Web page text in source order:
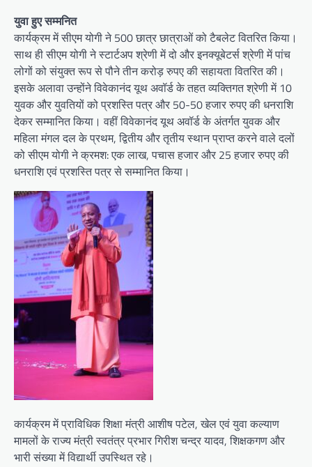
युवा हुए सम्मनित
कार्यक्रम में सीएम योगी ने 500 छात्र छात्राओं को टैबलेट वितरित किया।
साथ ही सीएम योगी ने स्टार्टअप श्रेणी में दो और इनक्यूबेटर्स श्रेणी में पांच
लोगों को संयुक्त रूप से पौने तीन करोड़ रुपए की सहायता वितरित की।
इसके अलावा उन्होंने विवेकानंद यूथ अवॉर्ड के तहत व्यक्तिगत श्रेणी में 10
युवक और युवतियों को प्रशस्ति पत्र और 50-50 हजार रुपए की धनराशि
देकर सम्मानित किया। वहीं विवेकानंद यूथ अवॉर्ड के अंतर्गत युवक और
महिला मंगल दल के प्रथम, द्वितीय और तृतीय स्थान प्राप्त करने वाले दलों
को सीएम योगी ने क्रमश: एक लाख, पचास हजार और 25 हजार रुपए की
धनराशि एवं प्रशस्ति पत्र से सम्मानित किया।
कार्यक्रम में प्राविधिक शिक्षा मंत्री आशीष पटेल, खेल एवं युवा कल्याण
मामलों के राज्य मंत्री स्वतंत्र प्रभार गिरीश चन्द्र यादव, शिक्षकगण और
भारी संख्या में विद्यार्थी उपस्थित रहे।